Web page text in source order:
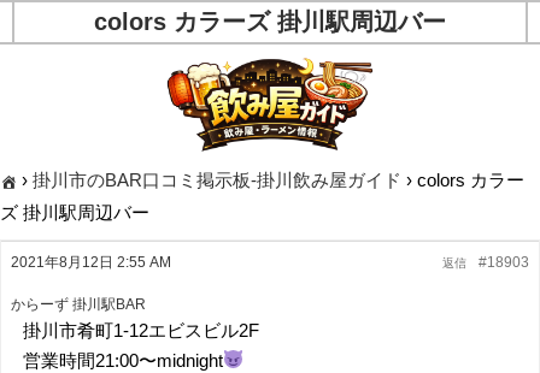
colors カラーズ 掛川駅周辺バー
› 掛川市のBAR口コミ掲示板-掛川飲み屋ガイド › colors カラー
ズ 掛川駅周辺バー
2021年8月12日 2:55 AM #18903
返信
からーず 掛川駅BAR
掛川市肴町1-12エビスビル2F
営業時間21:00〜midnight